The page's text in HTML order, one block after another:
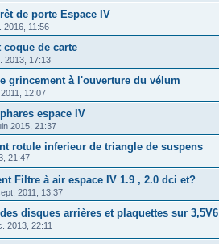
de porte Espace IV
2016, 11:56
coque de carte
2013, 17:13
grincement à l'ouverture du vélum
12:07
espace IV
2015, 21:37
rotule inferieur de triangle de suspens
21:47
Filtre à air espace IV 1.9 , 2.0 dci et?
2011, 13:37
disques arrières et plaquettes sur 3,5V6
2013, 22:11